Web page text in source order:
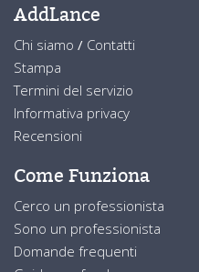
AddLance
Chi siamo / Contatti
Stampa
Termini del servizio
Informativa privacy
Recensioni
Come Funziona
Cerco un professionista
Sono un professionista
Domande frequenti